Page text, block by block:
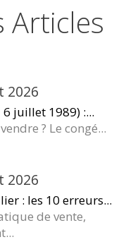
Articles
2026
juillet 1989) :...
? Le congé...
2026
: les 10 erreurs...
de vente,